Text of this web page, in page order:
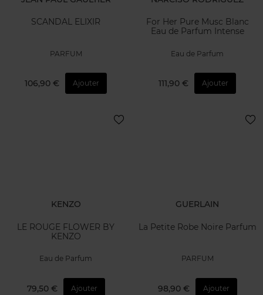
SCANDAL ELIXIR
PARFUM
106,90 € Ajouter
For Her Pure Musc Blanc
Eau de Parfum Intense
Eau de Parfum
111,90 € Ajouter
KENZO
LE ROUGE FLOWER BY
KENZO
Eau de Parfum
79,50 € Ajouter
GUERLAIN
La Petite Robe Noire Parfum
PARFUM
98,90 € Ajouter